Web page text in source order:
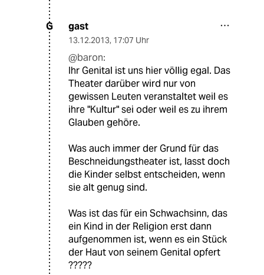
G gast
13.12.2013, 17:07 Uhr
@baron:
Ihr Genital ist uns hier völlig egal. Das
Theater darüber wird nur von
gewissen Leuten veranstaltet weil es
ihre "Kultur" sei oder weil es zu ihrem
Glauben gehöre.
Was auch immer der Grund für das
Beschneidungstheater ist, lasst doch
die Kinder selbst entscheiden, wenn
sie alt genug sind.
Was ist das für ein Schwachsinn, das
ein Kind in der Religion erst dann
aufgenommen ist, wenn es ein Stück
der Haut von seinem Genital opfert
?????